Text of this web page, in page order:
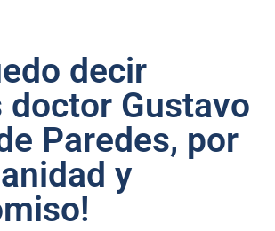
decir
doctor Gustavo
Paredes, por
y